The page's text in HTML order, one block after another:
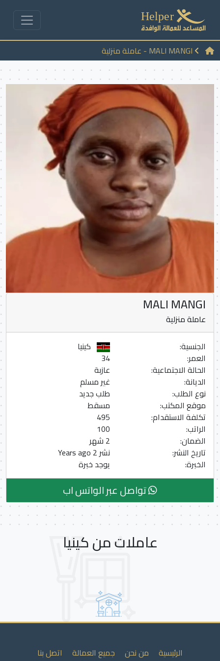
MALI MANGI - عاملة منزلية
MALI MANGI
عاملة منزلية
الجنسية:
كينيا
العمر:
34
الحالة الاجتماعية:
عازبة
الديانة:
غير مسلم
نوع الطلب:
طلب جديد
موقع المكتب:
مسقط
تكلفة الاستقدام:
495
الراتب:
100
الضمان:
2 شهر
تاريخ النشر:
نشر 2 Years ago
الخبرة:
يوجد خبرة
تواصل عبر الواتس اب
عاملات من كينيا
الرئيسية من نحن جميع العمالة اتصل بنا